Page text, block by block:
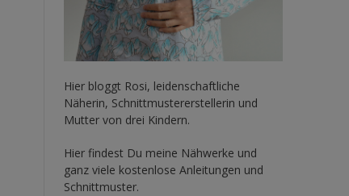
Hier bloggt Rosi, leidenschaftliche
Näherin, Schnittmustererstellerin und
Mutter von drei Kindern.
Hier findest Du meine Nähwerke und
ganz viele kostenlose Anleitungen und
Schnittmuster.